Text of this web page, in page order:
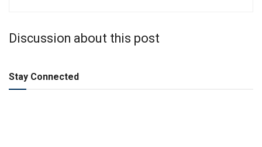
Discussion about this post
Stay Connected